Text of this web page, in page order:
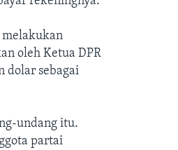
melakukan
oleh Ketua DPR
dolar sebagai
undang itu.
partai